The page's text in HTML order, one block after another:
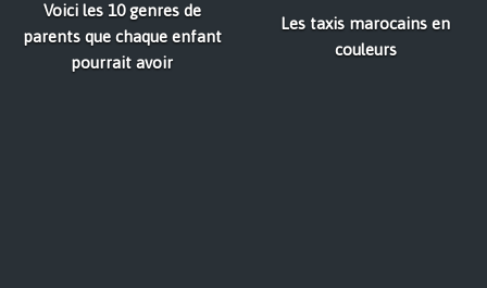
Voici les 10 genres de
parents que chaque enfant
pourrait avoir
Les taxis marocains en
couleurs